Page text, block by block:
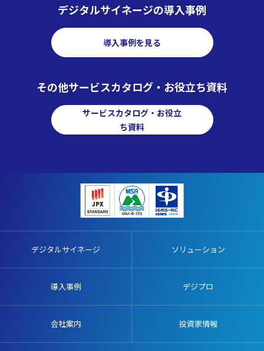
デジタルサイネージの導入事例
導入事例を見る
その他サービスカタログ・お役立ち資料
サービスカタログ・お役立
ち資料
デジタルサイネージ ソリューション
導入事例 デジプロ
会社案内 投資家情報